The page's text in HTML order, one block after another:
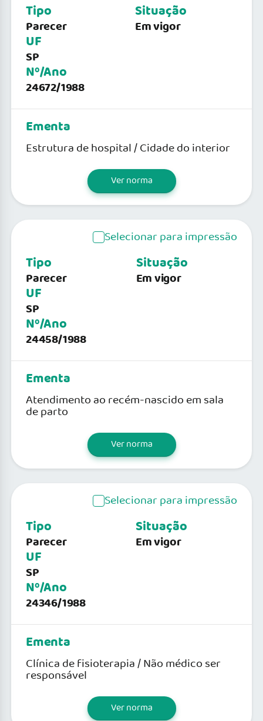
Tipo
Parecer
UF
SP
Nº/Ano
24672/1988
Situação
Em vigor
Ementa
Estrutura de hospital / Cidade do interior
Ver norma
Selecionar para impressão
Tipo
Parecer
UF
SP
Nº/Ano
24458/1988
Situação
Em vigor
Ementa
Atendimento ao recém-nascido em sala
de parto
Ver norma
Selecionar para impressão
Tipo
Parecer
UF
SP
Nº/Ano
24346/1988
Situação
Em vigor
Ementa
Clínica de fisioterapia / Não médico ser
responsável
Ver norma